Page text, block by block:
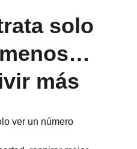
solo
más
ver un número